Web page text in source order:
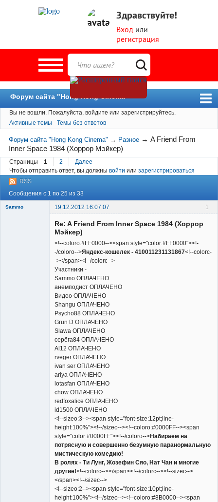
Здравствуйте!
Вход или
регистрация
Форум сайта "Hong Kong Cinema"
Форум
Новости
Пользователи
Поиск
Вы не вошли. Пожалуйста, войдите или зарегистрируйтесь.
Активные темы
Темы без ответов
Форум сайта "Hong Kong Cinema" → Разное →A Friend From
Inner Space 1984 (Хоррор Мэйкер)
Страницы 1 2
Далее
Чтобы отправить ответ, вы должны войти или зарегистрироваться
RSS
Сообщения с 1 по 25 из 33
1
Sammo
19.12.2012 16:07:07
Re: A Friend From Inner Space 1984 (Хоррор
Мэйкер)
<!--coloro:#FF0000--><span style="color:#FF0000"><!-
-/coloro-->Яндекс-кошелек - 410011231131867<!--colorc-
-></span><!--/colorc-->
Участники -
Sammo ОПЛАЧЕНО
анемподист ОПЛАЧЕНО
Видео ОПЛАЧЕНО
Shangu ОПЛАЧЕНО
Psycho88 ОПЛАЧЕНО
Grun D ОПЛАЧЕНО
Slawa ОПЛАЧЕНО
серёга84 ОПЛАЧЕНО
Al12 ОПЛАЧЕНО
rveger ОПЛАЧЕНО
ivan ser ОПЛАЧЕНО
ariya ОПЛАЧЕНО
lotasfan ОПЛАЧЕНО
chow ОПЛАЧЕНО
redfoxalice ОПЛАЧЕНО
id1500 ОПЛАЧЕНО
<!--sizeo:3--><span style="font-size:12pt;line-
height:100%"><!--/sizeo--><!--coloro:#0000FF--><span
style="color:#0000FF"><!--/coloro-->Набираем на
потрясную и совершенно безумную паранормальную
мистическую комедию!
В ролях - Ти Лунг, Жозефин Сяо, Нат Чан и многие
другие!<!--colorc--></span><!--/colorc--><!--sizec-->
</span><!--/sizec-->
<!--sizeo:2--><span style="font-size:10pt;line-
height:100%"><!--/sizeo--><!--coloro:#8B0000--><span